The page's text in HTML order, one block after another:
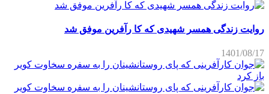
روایت زندگی همسر شهیدی که کا رآفرین موفق شد
1401/08/17